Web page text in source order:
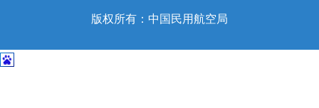
版权所有：中国民用航空局